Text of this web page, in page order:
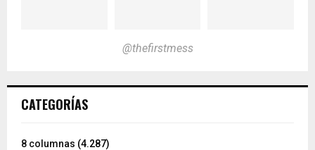
@thefirstmess
CATEGORÍAS
8 columnas (4.287)